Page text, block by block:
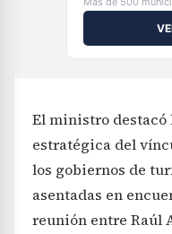
El ministro
estratégica del
los gobiernos de
asentadas en
reunión entre Raúl